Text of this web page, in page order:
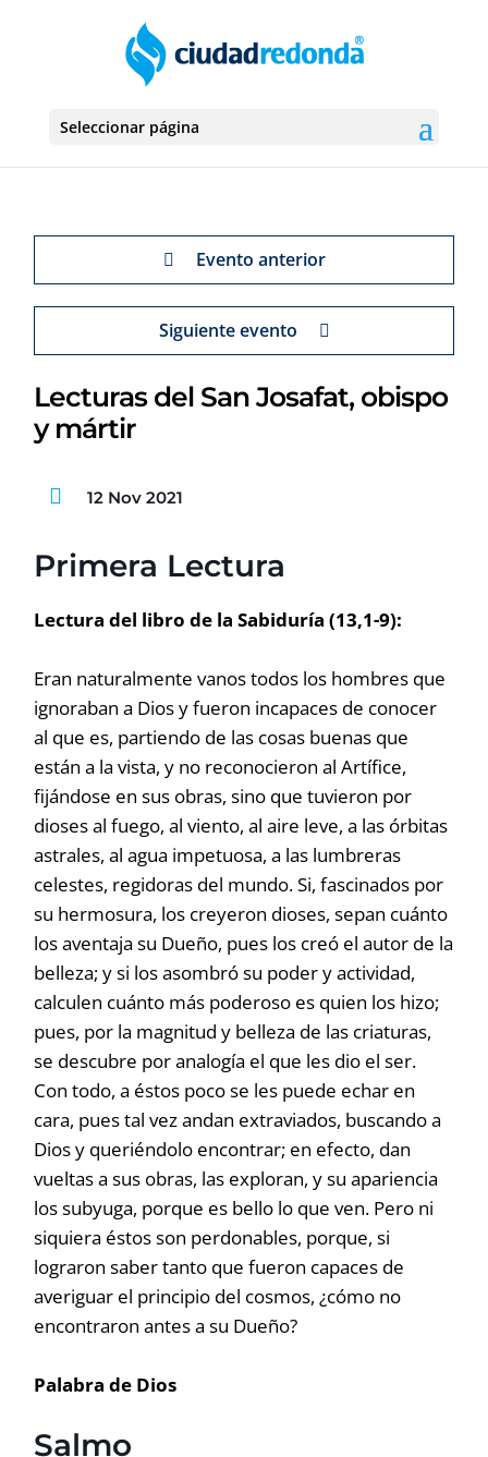
Seleccionar página
Evento anterior
Siguiente evento
Lecturas del San Josafat, obispo
y mártir
12 Nov 2021
Primera Lectura
Lectura del libro de la Sabiduría (13,1-9):
Eran naturalmente vanos todos los hombres que
ignoraban a Dios y fueron incapaces de conocer
al que es, partiendo de las cosas buenas que
están a la vista, y no reconocieron al Artífice,
fijándose en sus obras, sino que tuvieron por
dioses al fuego, al viento, al aire leve, a las órbitas
astrales, al agua impetuosa, a las lumbreras
celestes, regidoras del mundo. Si, fascinados por
su hermosura, los creyeron dioses, sepan cuánto
los aventaja su Dueño, pues los creó el autor de la
belleza; y si los asombró su poder y actividad,
calculen cuánto más poderoso es quien los hizo;
pues, por la magnitud y belleza de las criaturas,
se descubre por analogía el que les dio el ser.
Con todo, a éstos poco se les puede echar en
cara, pues tal vez andan extraviados, buscando a
Dios y queriéndolo encontrar; en efecto, dan
vueltas a sus obras, las exploran, y su apariencia
los subyuga, porque es bello lo que ven. Pero ni
siquiera éstos son perdonables, porque, si
lograron saber tanto que fueron capaces de
averiguar el principio del cosmos, ¿cómo no
encontraron antes a su Dueño?
Palabra de Dios
Salmo